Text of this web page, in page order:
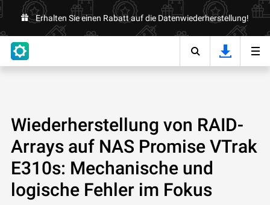
Erhalten Sie einen Rabatt auf die Datenwiederherstellung!
Wiederherstellung von RAID-
Arrays auf NAS Promise VTrak
E310s: Mechanische und
logische Fehler im Fokus